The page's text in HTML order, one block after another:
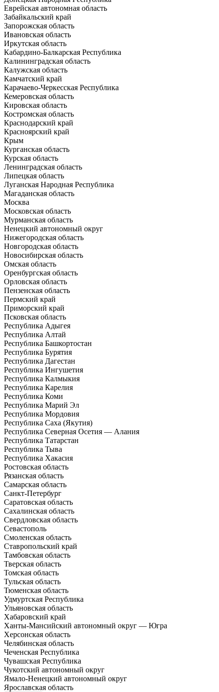
Еврейская автономная область
Забайкальский край
Запорожская область
Ивановская область
Иркутская область
Кабардино-Балкарская Республика
Калининградская область
Калужская область
Камчатский край
Карачаево-Черкесская Республика
Кемеровская область
Кировская область
Костромская область
Краснодарский край
Красноярский край
Крым
Курганская область
Курская область
Ленинградская область
Липецкая область
Луганская Народная Республика
Магаданская область
Москва
Московская область
Мурманская область
Ненецкий автономный округ
Нижегородская область
Новгородская область
Новосибирская область
Омская область
Оренбургская область
Орловская область
Пензенская область
Пермский край
Приморский край
Псковская область
Республика Адыгея
Республика Алтай
Республика Башкортостан
Республика Бурятия
Республика Дагестан
Республика Ингушетия
Республика Калмыкия
Республика Карелия
Республика Коми
Республика Марий Эл
Республика Мордовия
Республика Саха (Якутия)
Республика Северная Осетия — Алания
Республика Татарстан
Республика Тыва
Республика Хакасия
Ростовская область
Рязанская область
Самарская область
Санкт-Петербург
Саратовская область
Сахалинская область
Свердловская область
Севастополь
Смоленская область
Ставропольский край
Тамбовская область
Тверская область
Томская область
Тульская область
Тюменская область
Удмуртская Республика
Ульяновская область
Хабаровский край
Ханты-Мансийский автономный округ — Югра
Херсонская область
Челябинская область
Чеченская Республика
Чувашская Республика
Чукотский автономный округ
Ямало-Ненецкий автономный округ
Ярославская область